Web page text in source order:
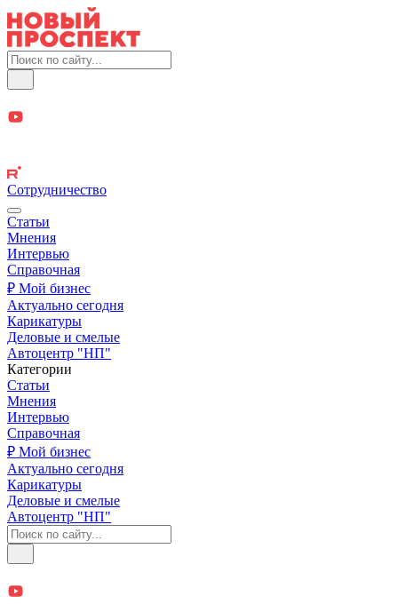
Сотрудничество
Статьи
Мнения
Интервью
Справочная
₽ Мой бизнес
Актуально сегодня
Карикатуры
Деловые и смелые
Автоцентр "НП"
Категории
Статьи
Мнения
Интервью
Справочная
₽ Мой бизнес
Актуально сегодня
Карикатуры
Деловые и смелые
Автоцентр "НП"